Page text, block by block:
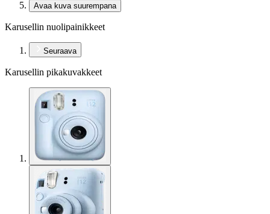
Avaa kuva suurempana
Karusellin nuolipainikkeet
Seuraava
Karusellin pikakuvakkeet